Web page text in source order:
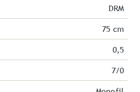
DRM
75 cm
0,5
7/0